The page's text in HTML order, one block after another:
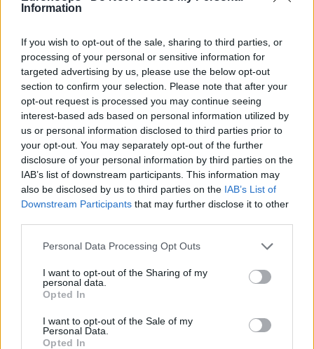
Information
If you wish to opt-out of the sale, sharing to third parties, or
processing of your personal or sensitive information for
targeted advertising by us, please use the below opt-out
section to confirm your selection. Please note that after your
opt-out request is processed you may continue seeing
interest-based ads based on personal information utilized by
us or personal information disclosed to third parties prior to
your opt-out. You may separately opt-out of the further
disclosure of your personal information by third parties on the
IAB’s list of downstream participants. This information may
also be disclosed by us to third parties on the IAB’s List of
Downstream Participants that may further disclose it to other
Please note that this website/app uses one or more Google
not limited to your visit or usage behaviour. You may click to
grant or deny consent to Google and its third-party tags to
use your data for below specified purposes in below Google
consent section.
Personal Data Processing Opt Outs
I want to opt-out of the Sharing of my
personal data.
Opted In
I want to opt-out of the Sale of my
Personal Data.
Opted In
στους τελικούς της ABA League και χρειάζεται μία...
Καλάθης: Απίστευτο buzzer
beater στους τελικούς της
Αδριατικής (video)
06/JUN/26 19:50
Ο Νικ Καλάθης πέτυχε buzzer beater στην εκπνοή του
πρώτου ημιχρόνου με εντυπωσιακό καλάθι, στο Game 2
της Παρτιζάν...
επί της Παρτιζάν στην
επιστροφή στη Μέση Ανατολή
Με το 1-0 (99-93) στους Τελικούς της ABA Liga συνδύασε η
Ντουμπάι την επιστροφή στα Ηνωμένα Αραβικά Εμιράτα.
Στο Ντουμπάι οι τελικοί της